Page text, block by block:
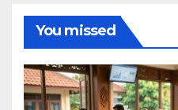
You missed